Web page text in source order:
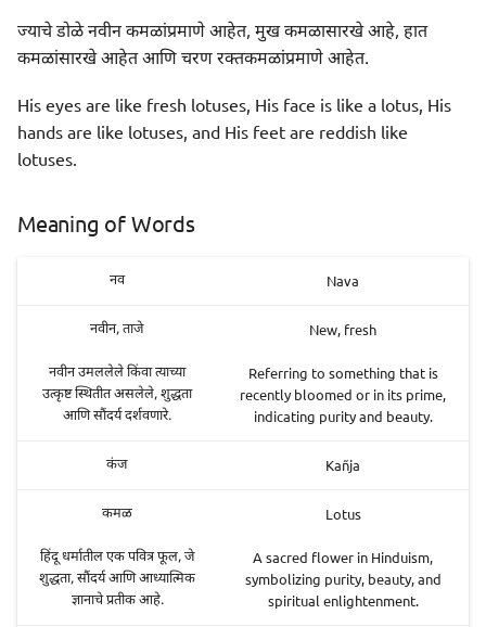
ज्याचे डोळे नवीन कमळांप्रमाणे आहेत, मुख कमळासारखे आहे, हात
कमळांसारखे आहेत आणि चरण रक्तकमळांप्रमाणे आहेत.
His eyes are like fresh lotuses, His face is like a lotus, His
hands are like lotuses, and His feet are reddish like
lotuses.
Meaning of Words
नव Nava
नवीन, ताजे
नवीन उमललेले किंवा त्याच्या
उत्कृष्ट स्थितीत असलेले, शुद्धता
आणि सौंदर्य दर्शवणारे.
New, fresh
Referring to something that is
recently bloomed or in its prime,
indicating purity and beauty.
कंज Kañja
कमळ
हिंदू धर्मातील एक पवित्र फूल, जे
शुद्धता, सौंदर्य आणि आध्यात्मिक
ज्ञानाचे प्रतीक आहे.
Lotus
A sacred flower in Hinduism,
symbolizing purity, beauty, and
spiritual enlightenment.